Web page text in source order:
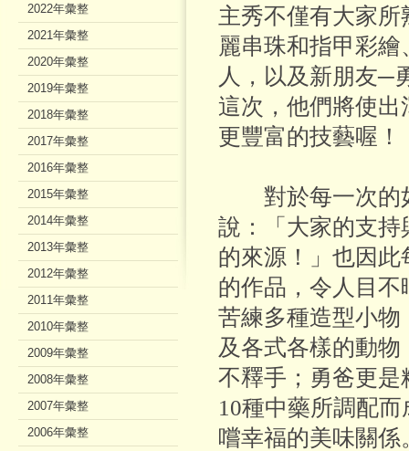
主秀不僅有大家
麗串珠和指甲彩
人，以及新朋友─
這次，他們將使
更豐富的技藝喔！
對於每一次的
說：「大家的支
的來源！」也因
的作品，令人目
苦練多種造型小
及各式各樣的動
不釋手；勇爸更
10種中藥所調配
嚐幸福的美味關
2022年彙整
2021年彙整
2020年彙整
2019年彙整
2018年彙整
2017年彙整
2016年彙整
2015年彙整
2014年彙整
2013年彙整
2012年彙整
2011年彙整
2010年彙整
2009年彙整
2008年彙整
2007年彙整
2006年彙整